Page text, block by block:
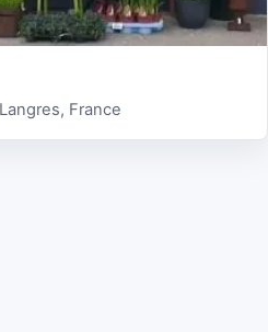
France